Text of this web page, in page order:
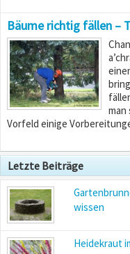
Bäume richtig fällen –
man
Vorfeld einige
Letzte Beiträge
wissen
Heidekraut